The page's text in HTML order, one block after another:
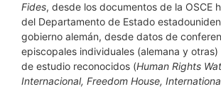
Fides, desde los documentos de la OSCE
del Departamento de Estado
gobierno alemán, desde datos de
episcopales individuales (alemana y
de estudio reconocidos (Human Rights
Internacional, Freedom House,